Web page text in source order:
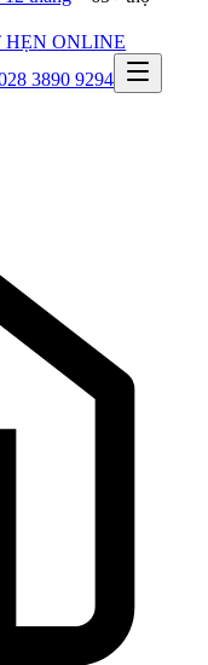
ONLINE
3890 9294